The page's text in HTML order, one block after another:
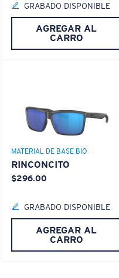
GRABADO DISPONIBLE
AGREGAR AL
CARRO
MATERIAL DE BASE BIO
RINCONCITO
$296.00
GRABADO DISPONIBLE
AGREGAR AL
CARRO